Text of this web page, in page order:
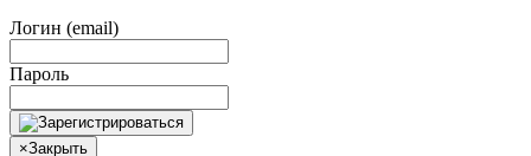
Логин (email)
Пароль
×Закрыть